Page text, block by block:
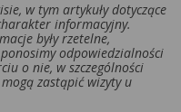
w tym artykuły dotyczące
informacyjny.
były rzetelne,
odpowiedzialności
o nie, w szczególności
zastąpić wizyty u